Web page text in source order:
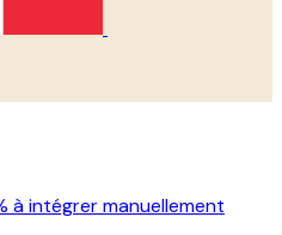
à intégrer manuellement